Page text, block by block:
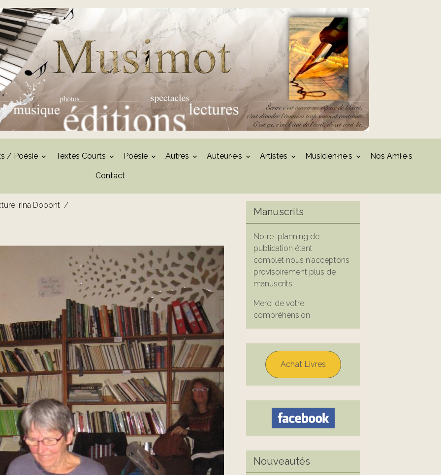
/ Poésie Textes Courts Poésie Autres Auteur·e·s Artistes Musicien·ne·s Nos Ami·e·s
Contact
Irina Dopont .
Manuscrits
Notre planning de
publication étant
complet nous n'acceptons
provisoirement plus de
manuscrits
Merci de votre
compréhension
Achat Livres
Nouveautés